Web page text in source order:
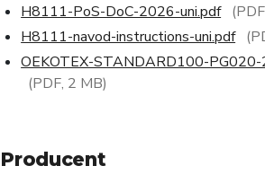
H8111-PoS-DoC-2026-uni.pdf
H8111-navod-instructions-uni.pdf
OEKOTEX-STANDARD100-
(PDF, 2 MB)
Producent